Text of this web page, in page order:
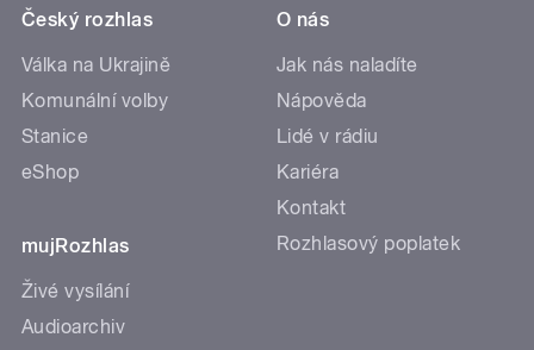
Český rozhlas
Válka na Ukrajině
Komunální volby
Stanice
eShop
mujRozhlas
Živé vysílání
Audioarchiv
O nás
Jak nás naladíte
Nápověda
Lidé v rádiu
Kariéra
Kontakt
Rozhlasový poplatek